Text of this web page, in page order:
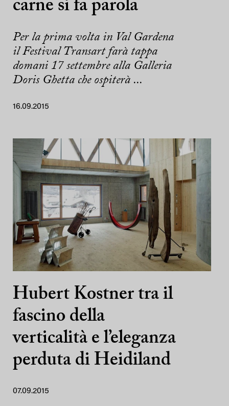
carne si fa parola
Per la prima volta in Val Gardena
il Festival Transart farà tappa
domani 17 settembre alla Galleria
Doris Ghetta che ospiterà ...
16.09.2015
Hubert Kostner tra il
fascino della
verticalità e l’eleganza
perduta di Heidiland
07.09.2015